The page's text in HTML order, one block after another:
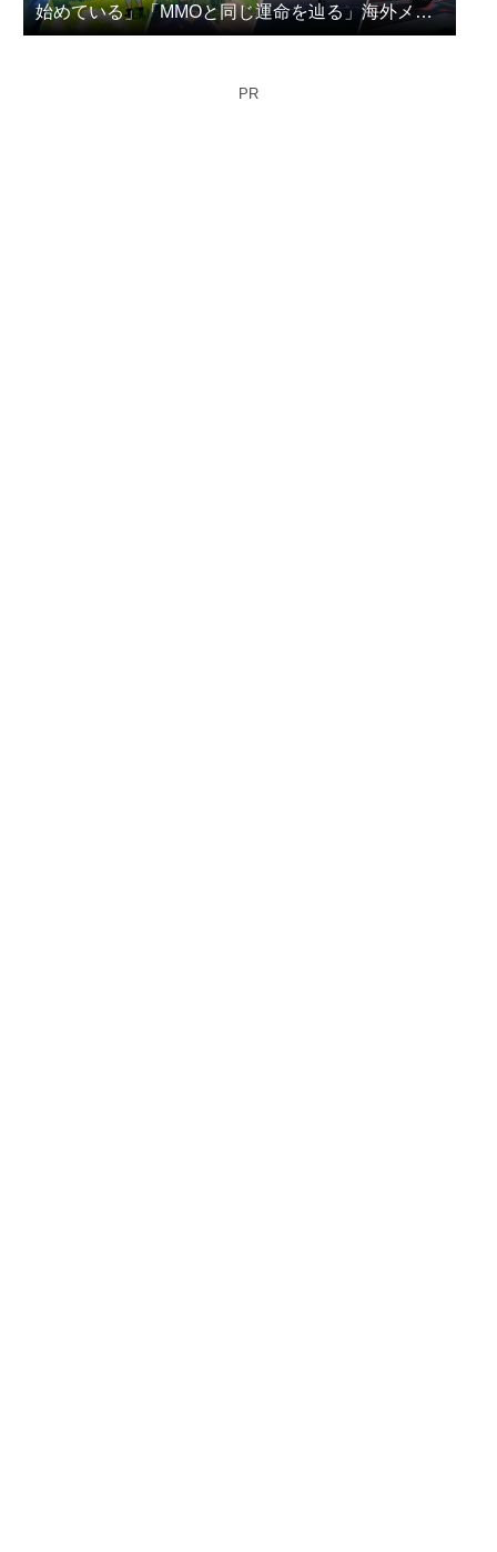
始めている」「MMOと同じ運命を辿る」海外メデ
ィアが指摘
PR